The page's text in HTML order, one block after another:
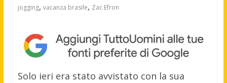
jogging, vacanza brasile, Zac Efron
Solo ieri era stato avvistato con la sua